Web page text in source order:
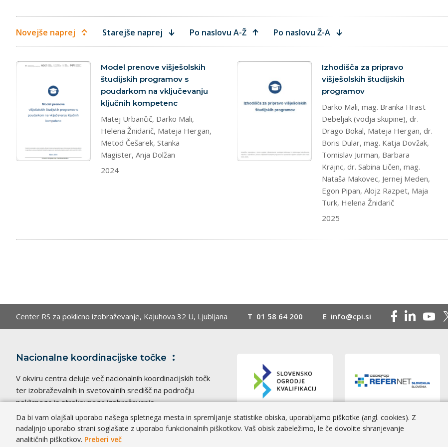
Novejše naprej Starejše naprej Po naslovu A-Ž Po naslovu Ž-A
dokument
Model prenove višješolskih
študijskih programov s
poudarkom na vključevanju
ključnih kompetenc
Matej Urbančič, Darko Mali,
Helena Žnidarič, Mateja Hergan,
Metod Češarek, Stanka
Magister, Anja Dolžan
2024
dokument
Izhodišča za pripravo
višješolskih študijskih
programov
Darko Mali, mag. Branka Hrast
Debeljak (vodja skupine), dr.
Drago Bokal, Mateja Hergan, dr.
Boris Dular, mag. Katja Dovžak,
Tomislav Jurman, Barbara
Krajnc, dr. Sabina Ličen, mag.
Nataša Makovec, Jernej Meden,
Egon Pipan, Alojz Razpet, Maja
Turk, Helena Žnidarič
2025
Center RS za poklicno izobraževanje, Kajuhova 32 U, Ljubljana T 01 58 64 200 E info@cpi.si
Nacionalne koordinacijske točke
V okviru centra deluje več nacionalnih koordinacijskih točk
ter izobraževalnih in svetovalnih središč na področju
poklicnega in strokovnega izobraževanja.
Da bi vam olajšali uporabo našega spletnega mesta in spremljanje statistike obiska, uporabljamo piškotke (angl. cookies). Z
nadaljnjo uporabo strani soglašate z uporabo funkcionalnih piškotkov. Vaš obisk zabeležimo, le če dovolite shranjevanje
analitičnih piškotkov. Preberi več